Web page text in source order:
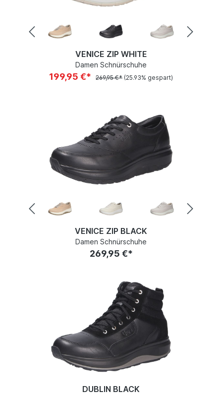
VENICE ZIP WHITE
Damen Schnürschuhe
199,95 €* 269,95 €* (25.93% gespart)
VENICE ZIP BLACK
Damen Schnürschuhe
269,95 €*
DUBLIN BLACK